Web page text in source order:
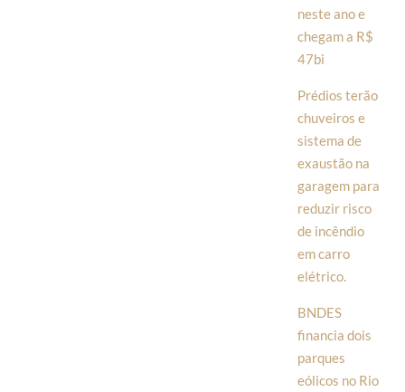
neste ano e
chegam a R$
47bi
Prédios terão
chuveiros e
sistema de
exaustão na
garagem para
reduzir risco
de incêndio
em carro
elétrico.
BNDES
financia dois
parques
eólicos no Rio